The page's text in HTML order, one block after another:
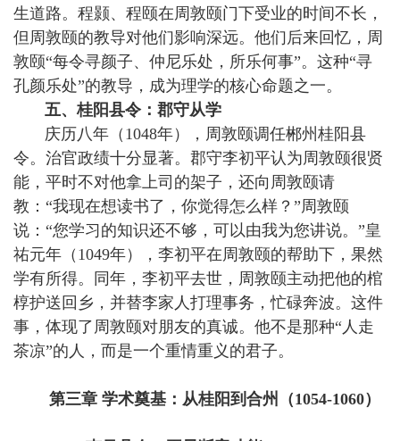
生道路。程颢、程颐在周敦颐门下受业的时间不长，
但周敦颐的教导对他们影响深远。他们后来回忆，周
敦颐“每令寻颜子、仲尼乐处，所乐何事”。这种“寻
孔颜乐处”的教导，成为理学的核心命题之一。
五、桂阳县令：郡守从学
庆历八年（1048年），周敦颐调任郴州桂阳县
令。治官政绩十分显著。郡守李初平认为周敦颐很贤
能，平时不对他拿上司的架子，还向周敦颐请
教：“我现在想读书了，你觉得怎么样？”周敦颐
说：“您学习的知识还不够，可以由我为您讲说。”皇
祐元年（1049年），李初平在周敦颐的帮助下，果然
学有所得。同年，李初平去世，周敦颐主动把他的棺
椁护送回乡，并替李家人打理事务，忙碌奔波。这件
事，体现了周敦颐对朋友的真诚。他不是那种“人走
茶凉”的人，而是一个重情重义的君子。
第三章 学术奠基：从桂阳到合州（1054-1060）